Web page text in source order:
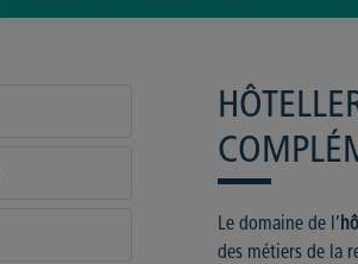
Le domaine de l’
des métiers de la